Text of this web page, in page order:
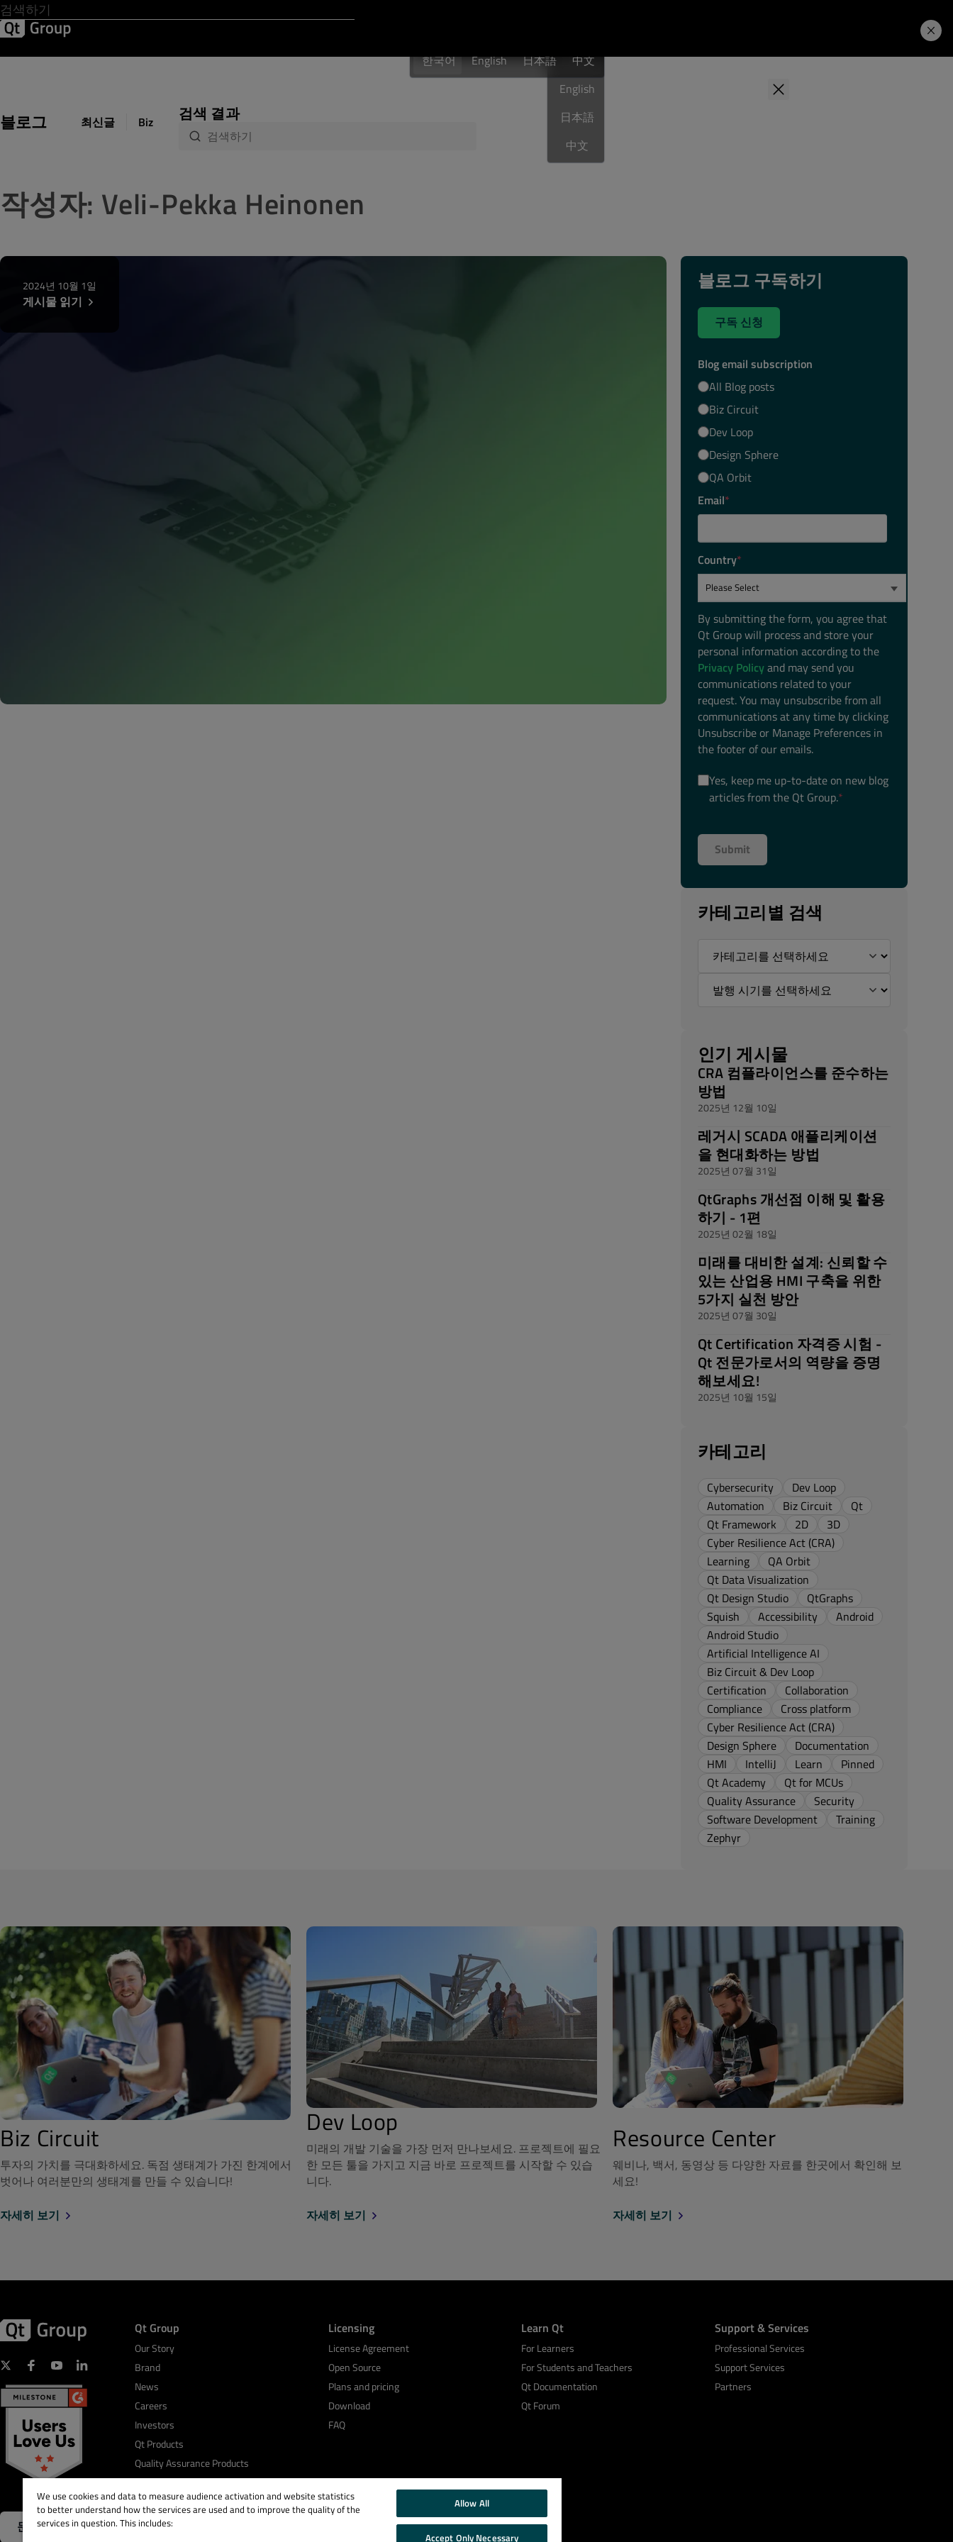
한국어
English
日本語
中文
한국어 English 日本語 中文
블로그 최신글 Biz Circuit Dev Loop
검색 결과
작성자: Veli-Pekka Heinonen
2024년 10월 1일
게시물 읽기
블로그 구독하기
구독 신청
Blog email subscription
All Blog posts
Biz Circuit
Dev Loop
Design Sphere
QA Orbit
Email*
Country*
By submitting the form, you agree that
Qt Group will process and store your
personal information according to the
Privacy Policyand may send you
communications related to your
request. You may unsubscribe from all
communications at any time by clicking
Unsubscribe or Manage Preferences in
the footer of our emails.
Yes, keep me up-to-date on new blog
articles from the Qt Group.*
카테고리별 검색
인기 게시물
CRA 컴플라이언스를 준수하는
방법
2025년 12월 10일
레거시 SCADA 애플리케이션
을 현대화하는 방법
2025년 07월 31일
QtGraphs 개선점 이해 및 활용
하기 - 1편
2025년 02월 18일
미래를 대비한 설계: 신뢰할 수
있는 산업용 HMI 구축을 위한
5가지 실천 방안
2025년 07월 30일
Qt Certification 자격증 시험 -
Qt 전문가로서의 역량을 증명
해보세요!
2025년 10월 15일
카테고리
Cybersecurity
Dev Loop
Automation
Biz Circuit
Qt
Qt Framework
2D
3D
Cyber Resilience Act (CRA)
Learning
QA Orbit
Qt Data Visualization
Qt Design Studio
QtGraphs
Squish
Accessibility
Android
Android Studio
Artificial Intelligence AI
Biz Circuit & Dev Loop
Certification
Collaboration
Compliance
Cross platform
Cyber Resilience Act (CRA)
Design Sphere
Documentation
HMI
IntelliJ Learn
Pinned
Qt Academy
Qt for MCUs
Quality Assurance
Security
Software Development
Training
Zephyr
Biz Circuit
투자의 가치를 극대화하세요. 독점 생태계가 가진 한계에서
벗어나 여러분만의 생태계를 만들 수 있습니다!
자세히 보기
Dev Loop
미래의 개발 기술을 가장 먼저 만나보세요. 프로젝트에 필요
한 모든 툴을 가지고 지금 바로 프로젝트를 시작할 수 있습
니다.
자세히 보기
Resource Center
웨비나, 백서, 동영상 등 다양한 자료를 한곳에서 확인해 보
세요!
자세히 보기
문의하기
Qt Group
Our Story
Brand
News
Careers
Investors
Qt Products
Quality Assurance Products
Licensing
License Agreement
Open Source
Plans and pricing
Download
FAQ
Learn Qt
For Learners
For Students and Teachers
Qt Documentation
Qt Forum
Support & Services
Professional Services
Support Services
Partners
We use cookies and data to measure audience activation and website statistics
to better understand how the services are used and to improve the quality of the
services in question. This includes:
Allow All
Accept Only Necessary